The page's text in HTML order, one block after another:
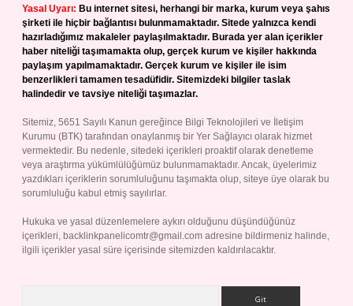
Yasal Uyarı: Bu internet sitesi, herhangi bir marka, kurum veya şahıs
şirketi ile hiçbir bağlantısı bulunmamaktadır. Sitede yalnızca kendi
hazırladığımız makaleler paylaşılmaktadır. Burada yer alan içerikler
haber niteliği taşımamakta olup, gerçek kurum ve kişiler hakkında
paylaşım yapılmamaktadır. Gerçek kurum ve kişiler ile isim
benzerlikleri tamamen tesadüfidir. Sitemizdeki bilgiler taslak
halindedir ve tavsiye niteliği taşımazlar.
Sitemiz, 5651 Sayılı Kanun gereğince Bilgi Teknolojileri ve İletişim
Kurumu (BTK) tarafından onaylanmış bir Yer Sağlayıcı olarak hizmet
vermektedir. Bu nedenle, sitedeki içerikleri proaktif olarak denetleme
veya araştırma yükümlülüğümüz bulunmamaktadır. Ancak, üyelerimiz
yazdıkları içeriklerin sorumluluğunu taşımakta olup, siteye üye olarak bu
sorumluluğu kabul etmiş sayılırlar.
Hukuka ve yasal düzenlemelere aykırı olduğunu düşündüğünüz
içerikleri, backlinkpanelicomtr@gmail.com adresine bildirmeniz halinde,
ilgili içerikler yasal süre içerisinde sitemizden kaldırılacaktır.